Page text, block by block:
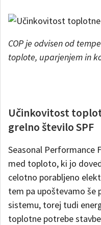
COP je odvisen od
toplote, uparjenjem in
Učinkovitost
grelno število SPF
Seasonal Performance
med toploto, ki jo
celotno porabljeno
tem pa upoštevamo še
sistemu, torej tudi
toplotne potrebe